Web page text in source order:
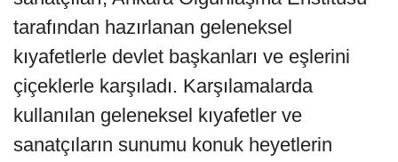
tarafından hazırlanan geleneksel
kıyafetlerle devlet başkanları ve eşlerini
çiçeklerle karşıladı. Karşılamalarda
kullanılan geleneksel kıyafetler ve
sanatçıların sunumu konuk heyetlerin